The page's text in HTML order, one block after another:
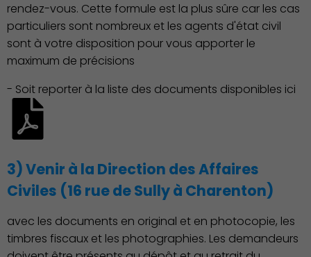
Environnement cadre de
vie
rendez-vous. Cette formule est la plus sûre car les cas
particuliers sont nombreux et les agents d'état civil
sont à votre disposition pour vous apporter le
maximum de précisions
- Soit reporter à la liste des documents disponibles ici
3) Venir à la Direction des Affaires
Civiles (16 rue de Sully à Charenton)
avec les documents en original et en photocopie, les
timbres fiscaux et les photographies. Les demandeurs